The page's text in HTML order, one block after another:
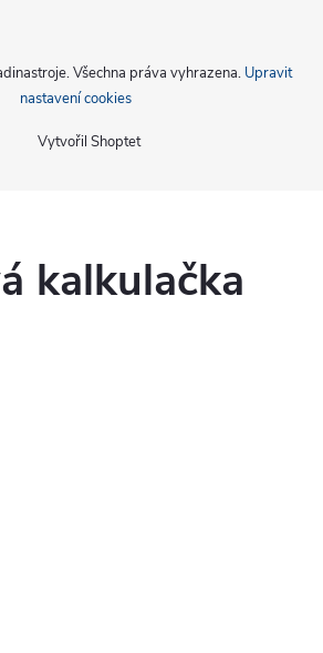
Vytvořil Shoptet
. Všechna práva vyhrazena. Upravit
nastavení cookies
kalkulačka